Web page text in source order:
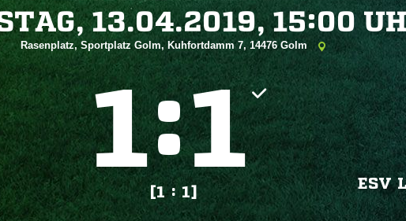
 
Rasenplatz, Sportplatz Golm, Kuhfortdamm 7, 14476 Golm
:
[1 : 1]
ESV